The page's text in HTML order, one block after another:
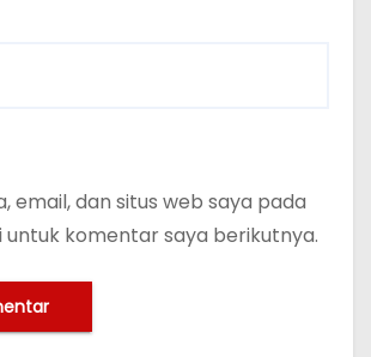
email, dan situs web saya pada
untuk komentar saya berikutnya.